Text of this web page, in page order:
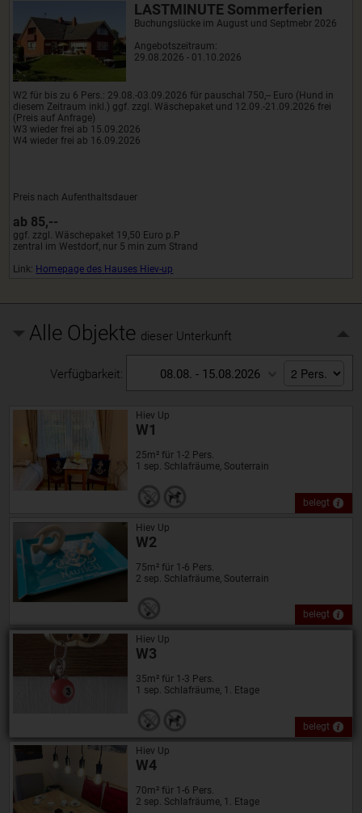
LASTMINUTE Sommerferien
Buchungslücke im August und Septmebr 2026
Angebotszeitraum:
29.08.2026 - 01.10.2026
W2 für bis zu 6 Pers.: 29.08.-03.09.2026 für pauschal 750,-- Euro (Hund in
diesem Zeitraum inkl.) ggf. zzgl. Wäschepaket und 12.09.-21.09.2026 frei
(Preis auf Anfrage)
W3 wieder frei ab 15.09.2026
W4 wieder frei ab 16.09.2026
Preis nach Aufenthaltsdauer
ab 85,--
ggf. zzgl. Wäschepaket 19,50 Euro p.P
zentral im Westdorf, nur 5 min zum Strand
Link: Homepage des Hauses Hiev-up
Alle Objekte dieser Unterkunft
Verfügbarkeit: 08.08. - 15.08.2026
belegt
Hiev Up
W1
25m² für 1-2 Pers.
1 sep. Schlafräume, Souterrain
belegt
Hiev Up
W2
75m² für 1-6 Pers.
2 sep. Schlafräume, Souterrain
belegt
Hiev Up
W3
35m² für 1-3 Pers.
1 sep. Schlafräume, 1. Etage
Hiev Up
W4
70m² für 1-6 Pers.
2 sep. Schlafräume, 1. Etage